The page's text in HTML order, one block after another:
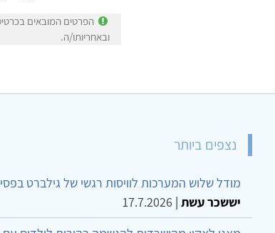
הפרטים המובאים
ובאחריותו/ה.
נצפים ביותר
מודל שלוש המערכות לוויסות רגשי של גילברט
יששכר עשת |
17.7.2026